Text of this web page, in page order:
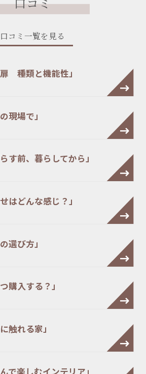
口コミ一覧を見る
種類と機能性」
現場で」
前、暮らしてから」
はどんな感じ？」
選び方」
購入する？」
触れる家」
で楽しむインテリア」